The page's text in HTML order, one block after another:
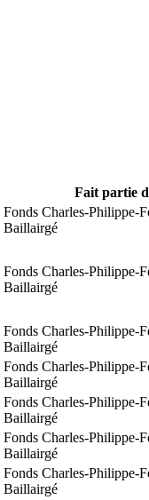
Fait partie
Fonds Charles-Philippe-
Baillairgé
Fonds Charles-Philippe-
Baillairgé
Fonds Charles-Philippe-
Baillairgé
Fonds Charles-Philippe-
Baillairgé
Fonds Charles-Philippe-
Baillairgé
Fonds Charles-Philippe-
Baillairgé
Fonds Charles-Philippe-
Baillairgé